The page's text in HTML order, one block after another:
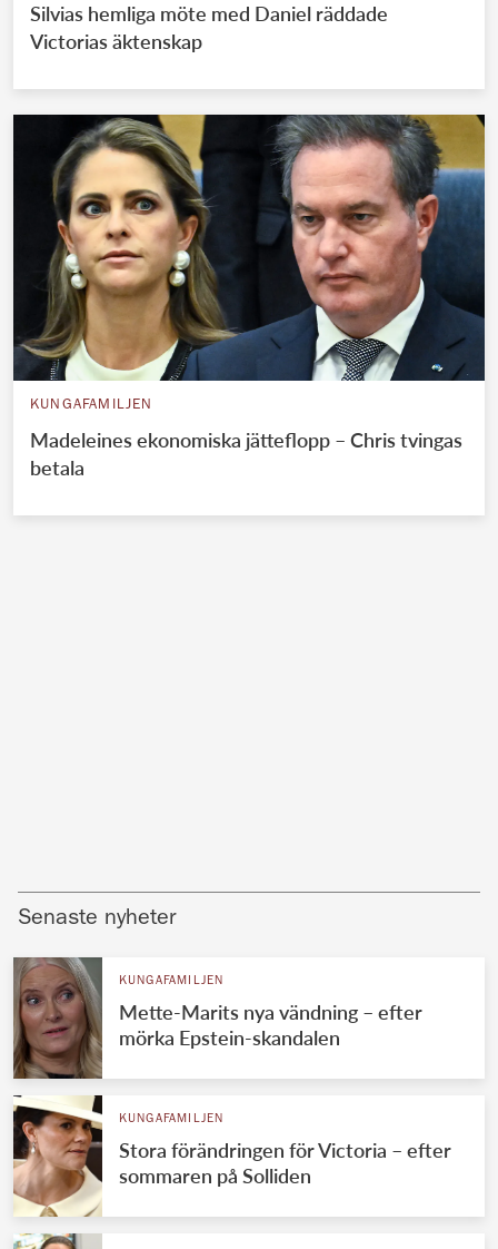
Silvias hemliga möte med Daniel räddade
Victorias äktenskap
KUNGAFAMILJEN
Madeleines ekonomiska jätteflopp – Chris tvingas
betala
Senaste nyheter
KUNGAFAMILJEN
Mette-Marits nya vändning – efter
mörka Epstein-skandalen
KUNGAFAMILJEN
Stora förändringen för Victoria – efter
sommaren på Solliden